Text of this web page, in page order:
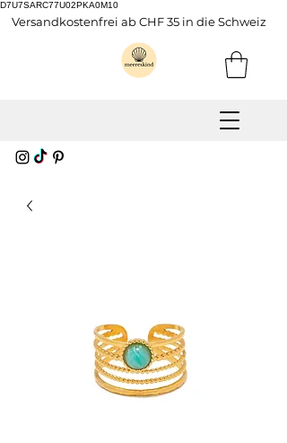
D7U7SARC77U02PKA0M10
Versandkostenfrei ab CHF 35 in die Schweiz